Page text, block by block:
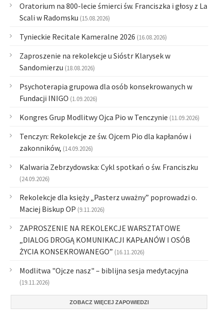
Oratorium na 800-lecie śmierci św. Franciszka i głosy z La
Scali w Radomsku (15.08.2026)
Tynieckie Recitale Kameralne 2026 (16.08.2026)
Zaproszenie na rekolekcje u Sióstr Klarysek w
Sandomierzu (18.08.2026)
Psychoterapia grupowa dla osób konsekrowanych w
Fundacji INIGO (1.09.2026)
Kongres Grup Modlitwy Ojca Pio w Tenczynie (11.09.2026)
Tenczyn: Rekolekcje ze św. Ojcem Pio dla kapłanów i
zakonników, (14.09.2026)
Kalwaria Zebrzydowska: Cykl spotkań o św. Franciszku
(24.09.2026)
Rekolekcje dla księży „Pasterz uważny” poprowadzi o.
Maciej Biskup OP (9.11.2026)
ZAPROSZENIE NA REKOLEKCJE WARSZTATOWE
„DIALOG DROGĄ KOMUNIKACJI KAPŁANÓW I OSÓB
ŻYCIA KONSEKROWANEGO” (16.11.2026)
Modlitwa "Ojcze nasz" – biblijna sesja medytacyjna
(19.11.2026)
ZOBACZ WIĘCEJ ZAPOWIEDZI